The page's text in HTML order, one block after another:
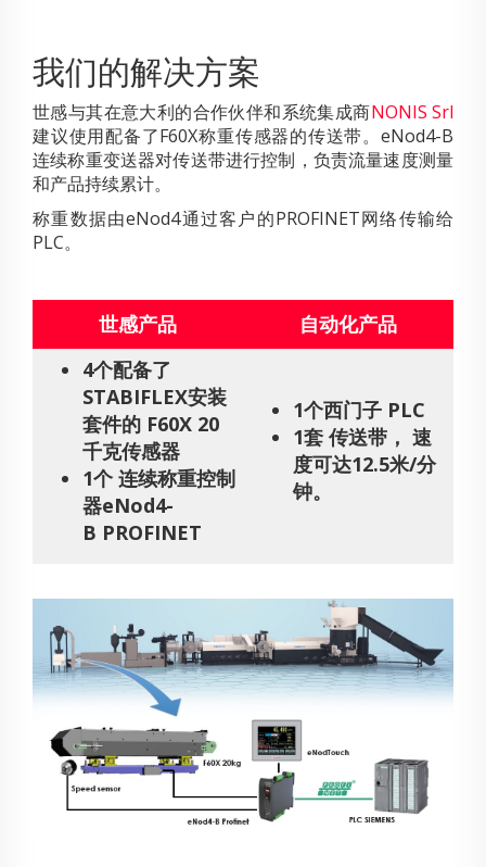
我们的解决方案
世感与其在意大利的合作伙伴和系统集成商NONIS Srl
建议使用配备了F60X称重传感器的传送带。eNod4-B
连续称重变送器对传送带进行控制，负责流量速度测量
和产品持续累计。
称重数据由eNod4通过客户的PROFINET网络传输给
PLC。
4个配备了
STABIFLEX安装
套件的 F60X 20
千克传感器
1个 连续称重控制
器eNod4-
B PROFINET
1个西门子 PLC
1套 传送带， 速
度可达12.5米/分
钟。
世感产品 自动化产品